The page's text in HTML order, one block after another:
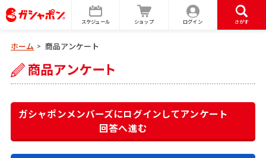
スケジュール ショップ ログイン さがす
ホーム > 商品アンケート
ガシャポンメンバーズにログインしてアンケート
回答へ進む